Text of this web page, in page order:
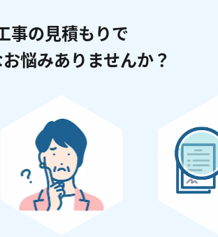
事の見積もりで
悩みありませんか？